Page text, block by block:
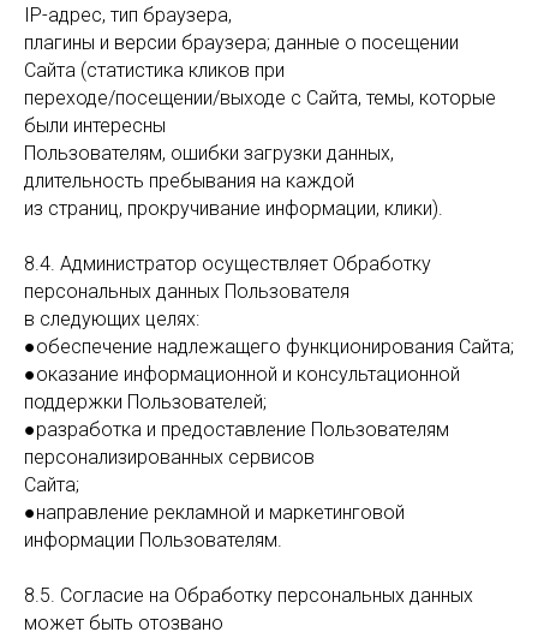
IP-адрес, тип браузера,
плагины и версии браузера; данные о посещении
Сайта (статистика кликов при
переходе/посещении/выходе с Сайта, темы, которые
были интересны
Пользователям, ошибки загрузки данных,
длительность пребывания на каждой
из страниц, прокручивание информации, клики).
8.4. Администратор осуществляет Обработку
персональных данных Пользователя
в следующих целях:
●обеспечение надлежащего функционирования Сайта;
●оказание информационной и консультационной
поддержки Пользователей;
●разработка и предоставление Пользователям
персонализированных сервисов
Сайта;
●направление рекламной и маркетинговой
информации Пользователям.
8.5. Согласие на Обработку персональных данных
может быть отозвано